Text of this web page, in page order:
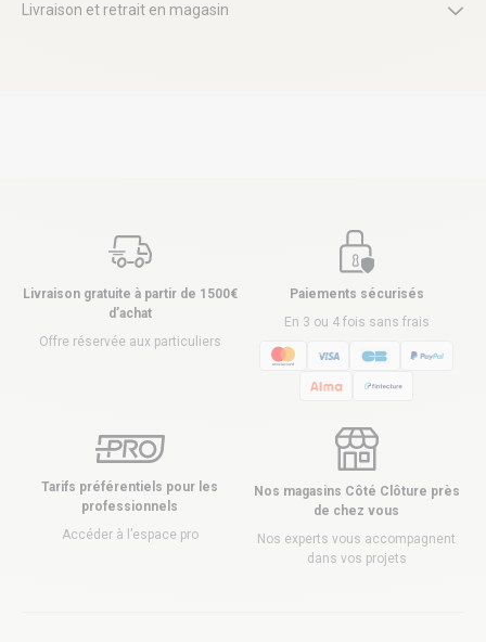
Livraison et retrait en magasin
Livraison gratuite à partir de 1500€
d’achat
Offre réservée aux particuliers
Paiements sécurisés
En 3 ou 4 fois sans frais
Tarifs préférentiels pour les
professionnels
Accéder à l’espace pro
Nos magasins Côté Clôture près
de chez vous
Nos experts vous accompagnent
dans vos projets